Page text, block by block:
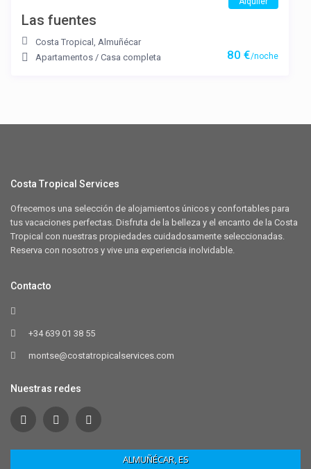
80 €/noche
Las fuentes
Costa Tropical , Almuñécar
Apartamentos / Casa completa
Costa Tropical Services
Ofrecemos una selección de alojamientos únicos y confortables para
tus vacaciones perfectas. Disfruta de la belleza y el encanto de la Costa
Tropical con nuestras propiedades cuidadosamente seleccionadas.
Reserva con nosotros y vive una experiencia inolvidable.
Contacto
+34 639 01 38 55
montse@costatropicalservices.com
Nuestras redes
ALMUÑÉCAR, ES